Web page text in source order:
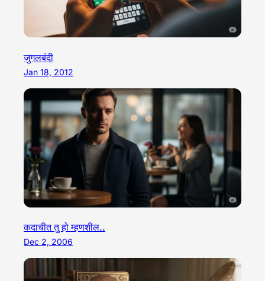
जुगलबंदी
Jan 18, 2012
कदाचीत तु हो म्हणशील..
Dec 2, 2006